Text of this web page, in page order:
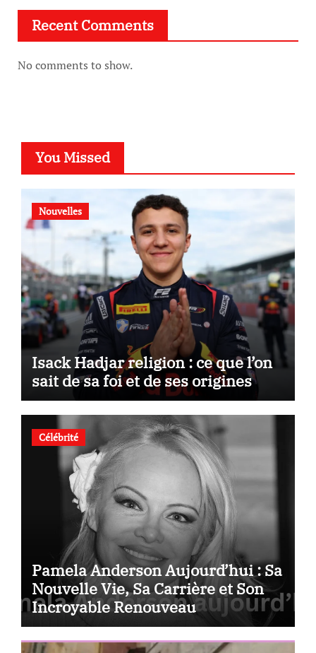
Recent Comments
No comments to show.
You Missed
Nouvelles
Isack Hadjar religion : ce que l’on
sait de sa foi et de ses origines
Célébrité
Pamela Anderson Aujourd’hui : Sa
Nouvelle Vie, Sa Carrière et Son
Incroyable Renouveau